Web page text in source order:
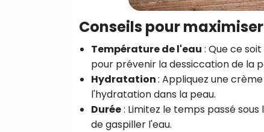
Conseils pour
Température de l'eau : Que ce
pour prévenir la dessiccation de la
Hydratation: Appliquez une
l'hydratation dans la peau.
Durée: Limitez le temps passé
de gaspiller l'eau.